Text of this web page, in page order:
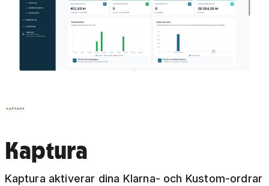
Kaptura
Kaptura aktiverar dina Klarna- och Kustom-ordrar